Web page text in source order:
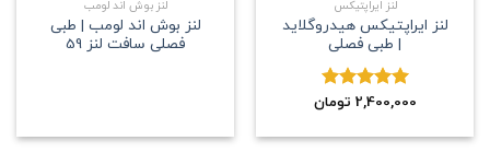
لنز ایراپتیکس
لنز ایراپتیکس هیدروگلاید
| طبی فصلی
نمره5.002,400,000 تومان
لنز بوش اند لومب
لنز بوش اند لومب | طبی
فصلی سافت لنز 59